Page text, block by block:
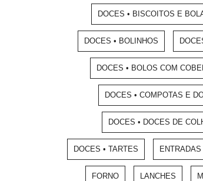
DOCES • BISCOITOS E
DOCES • BOLINHOS
DOCES • BOLOS COM
DOCES • COMPOTAS E
DOCES • DOCES DE
DOCES • TARTES
FORNO LANCHES